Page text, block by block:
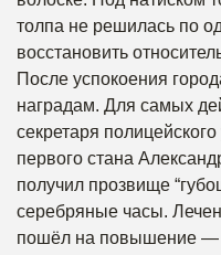
толпа не решилась по
восстановить
После успокоения
наградам. Для самых
секретаря
первого стана
получил прозвище
серебряные часы.
пошёл на повышение —